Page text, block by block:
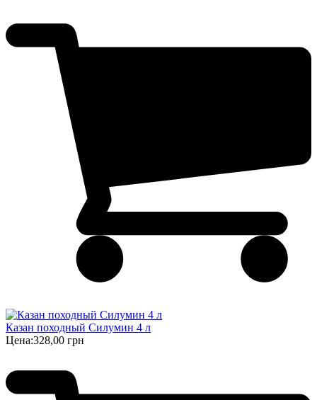
Казан походный Силумин 4 л
Цена:328,00 грн